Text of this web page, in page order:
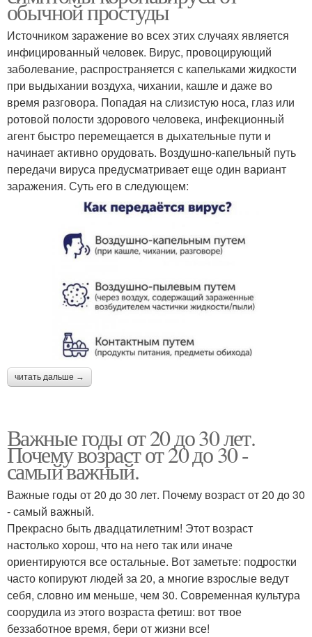
обычной простуды
Источником заражение во всех этих случаях является
инфицированный человек. Вирус, провоцирующий
заболевание, распространяется с капельками жидкости
при выдыхании воздуха, чихании, кашле и даже во
время разговора. Попадая на слизистую носа, глаз или
ротовой полости здорового человека, инфекционный
агент быстро перемещается в дыхательные пути и
начинает активно орудовать. Воздушно-капельный путь
передачи вируса предусматривает еще один вариант
заражения. Суть его в следующем:
читать дальше →
Важные годы от 20 до 30 лет.
Почему возраст от 20 до 30 -
самый важный.
Важные годы от 20 до 30 лет. Почему возраст от 20 до 30
- самый важный.
Прекрасно быть двадцатилетним! Этот возраст
настолько хорош, что на него так или иначе
ориентируются все остальные. Вот заметьте: подростки
часто копируют людей за 20, а многие взрослые ведут
себя, словно им меньше, чем 30. Современная культура
соорудила из этого возраста фетиш: вот твое
беззаботное время, бери от жизни все!